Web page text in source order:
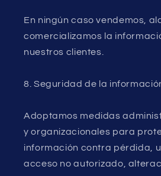
En ningún caso vendemos,
comercializamos la
nuestros clientes.
8. Seguridad de la
Adoptamos medidas
y organizacionales para
información contra pérdida,
acceso no autorizado,